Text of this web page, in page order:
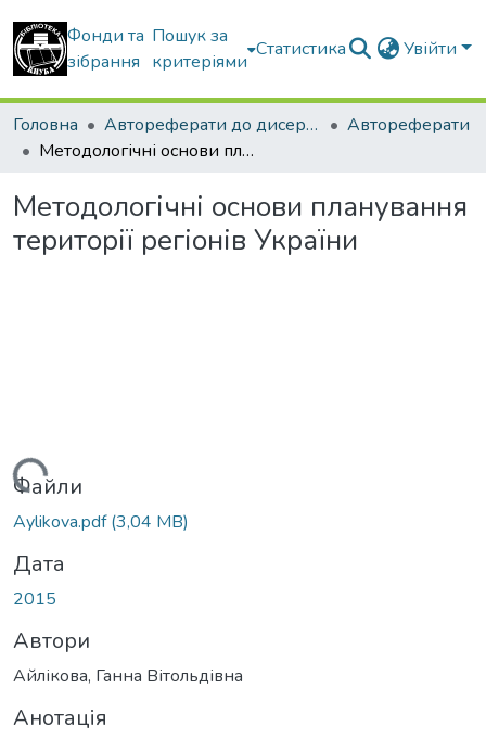
Фонди та
зібрання
Пошук за
критеріями
Статистика Увійти
Головна Автореферати до дисертацій
Автореферати
Методологічні основи планування території регіонів України
Методологічні основи планування
території регіонів України
Файли
Aylikova.pdf(3,04 MB)
Дата
2015
Автори
Айлікова, Ганна Вітольдівна
Анотація